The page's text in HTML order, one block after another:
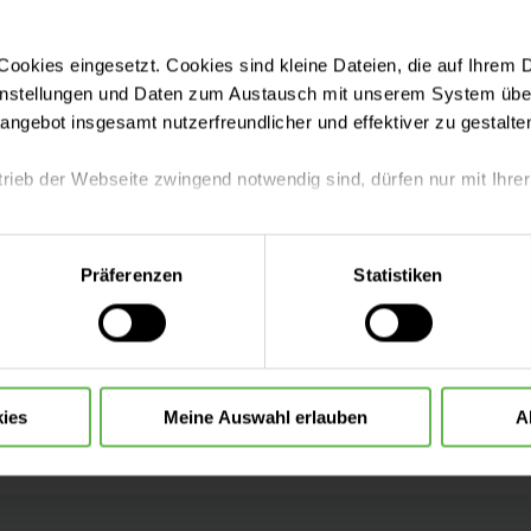
eingesetzt. Cookies sind kleine Dateien, die auf Ihrem
und Daten zum Austausch mit unserem System
insgesamt nutzerfreundlicher und effektiver zu
der Webseite zwingend notwendig sind, dürfen nur mit
mit nur den notwendigen Cookies zu benutzen, eine
können Sie jederzeit ändern oder widerrufen.
Präferenzen Statistiken
Meine Auswahl erlauben
Helios Klinikum
Psychotherapie
01796 Pirna
(03501) 7118-0
Fax:(03501) 7118-